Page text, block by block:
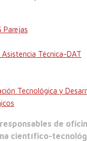
Parejas
Asistencia Técnica-DAT
Tecnológica y
sables de
científico-